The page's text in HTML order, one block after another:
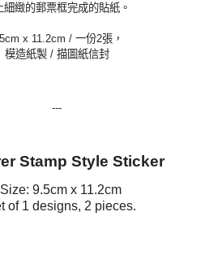
細緻的郵票框完成的貼紙。
x 11.2cm / 一份2張，
模造紙製 / 描圖紙信封
---
Stamp Style Sticker
9.5cm x 11.2cm
of 1 designs, 2 pieces.